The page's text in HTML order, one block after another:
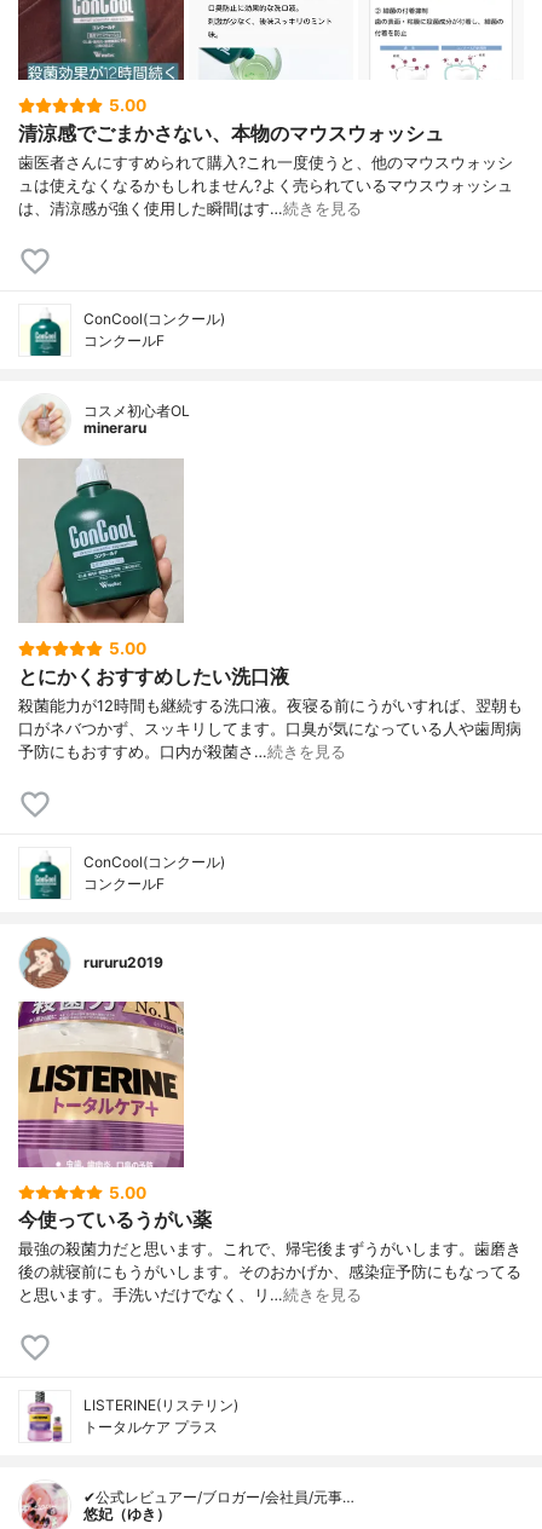
5.00
清涼感でごまかさない、本物のマウスウォッシュ
歯医者さんにすすめられて購入?これ一度使うと、他のマウスウォッシ
ュは使えなくなるかもしれません?よく売られているマウスウォッシュ
は、清涼感が強く使用した瞬間はす…続きを見る
ConCool(コンクール)
コンクールF
コスメ初心者OL
mineraru
5.00
とにかくおすすめしたい洗口液
殺菌能力が12時間も継続する洗口液。夜寝る前にうがいすれば、翌朝も
口がネバつかず、スッキリしてます。口臭が気になっている人や歯周病
予防にもおすすめ。口内が殺菌さ…続きを見る
ConCool(コンクール)
コンクールF
rururu2019
5.00
今使っているうがい薬
最強の殺菌力だと思います。これで、帰宅後まずうがいします。歯磨き
後の就寝前にもうがいします。そのおかげか、感染症予防にもなってる
と思います。手洗いだけでなく、リ…続きを見る
LISTERINE(リステリン)
トータルケア プラス
✔公式レビュアー/ブロガー/会社員/元事…
悠妃（ゆき）